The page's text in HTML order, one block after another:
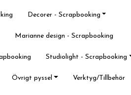
Decorer - Scrapbooking
Marianne design - Scrapbooking
Studiolight - Scrapbooking
Övrigt pyssel Verktyg/Tillbehör